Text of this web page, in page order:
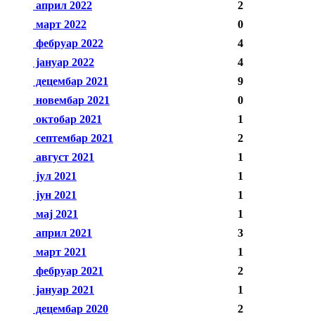
април 2022
2
март 2022
0
фебруар 2022
4
јануар 2022
4
децембар 2021
9
новембар 2021
0
октобар 2021
1
септембар 2021
2
август 2021
1
јул 2021
1
јун 2021
1
мај 2021
1
април 2021
3
март 2021
1
фебруар 2021
2
јануар 2021
1
децембар 2020
2